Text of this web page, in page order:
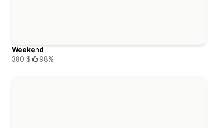
Weekend
380 $
98%